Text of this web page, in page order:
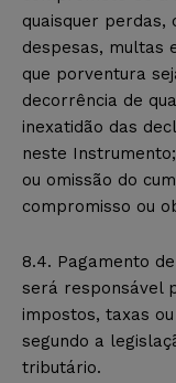
quaisquer perdas,
despesas, multas
que porventura
decorrência de
inexatidão das
neste
ou omissão do
compromisso ou
8.4. Pagamento
será responsável
impostos, taxas
segundo a
tributário.